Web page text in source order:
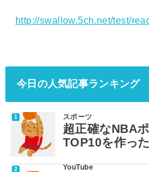
http://swallow.5ch.net/test/
今日の人気記事ランキング
スポーツ
超正確なNBA
TOP10を作っ
YouTube